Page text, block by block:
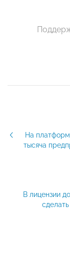
На
тысяча
В лицензии